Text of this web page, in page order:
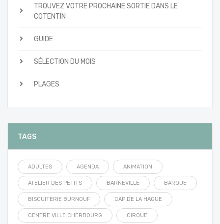
TROUVEZ VOTRE PROCHAINE SORTIE DANS LE
COTENTIN
GUIDE
SÉLECTION DU MOIS
PLAGES
TAGS
ADULTES AGENDA ANIMATION
ATELIER DES PETITS BARNEVILLE BARQUE
BISCUITERIE BURNOUF CAP DE LA HAGUE
CENTRE VILLE CHERBOURG CIRQUE